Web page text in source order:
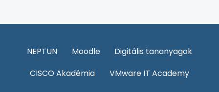
NEPTUN Moodle
Digitális tananyagok
CISCO Akadémia
VMware IT Academy